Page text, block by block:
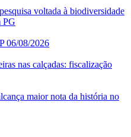
voltada à biodiversidade
PG
06/08/2026
nas calçadas: fiscalização
maior nota da história no